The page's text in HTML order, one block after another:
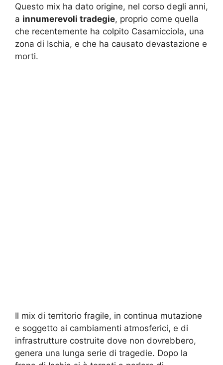
Questo mix ha dato origine, nel corso degli anni,
a innumerevoli tradegie, proprio come quella
che recentemente ha colpito Casamicciola, una
zona di Ischia, e che ha causato devastazione e
morti.
Il mix di territorio fragile, in continua mutazione
e soggetto ai cambiamenti atmosferici, e di
infrastrutture costruite dove non dovrebbero,
genera una lunga serie di tragedie. Dopo la